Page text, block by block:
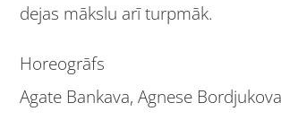
dejas mākslu arī turpmāk.
Horeogrāfs
Agate Bankava, Agnese